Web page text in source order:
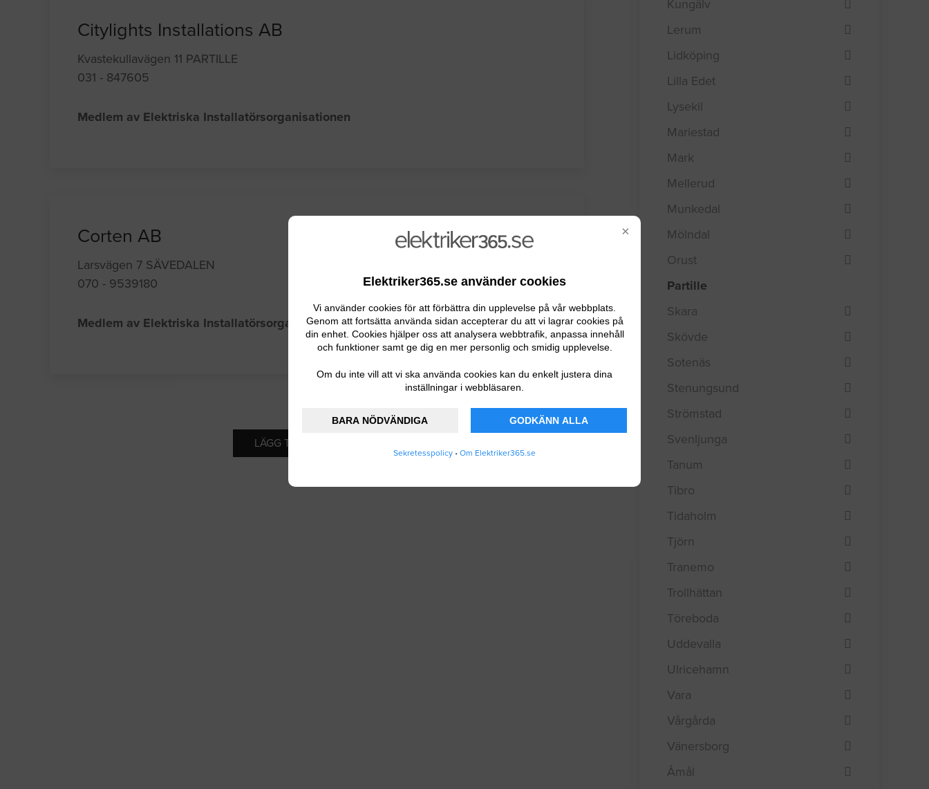
×
Elektriker365.se använder cookies
Vi använder cookies för att förbättra din upplevelse på vår webbplats.
Genom att fortsätta använda sidan accepterar du att vi lagrar cookies på
din enhet. Cookies hjälper oss att analysera webbtrafik, anpassa innehåll
och funktioner samt ge dig en mer personlig och smidig upplevelse.
Om du inte vill att vi ska använda cookies kan du enkelt justera dina
inställningar i webbläsaren.
BARA NÖDVÄNDIGA GODKÄNN ALLA
Sekretesspolicy • Om Elektriker365.se
Citylights Installations AB
Kvastekullavägen 11 PARTILLE
031 - 847605
Medlem av Elektriska Installatörsorganisationen
Corten AB
Larsvägen 7 SÄVEDALEN
070 - 9539180
Medlem av Elektriska Installatörsorganisationen
LÄGG TILL DITT FÖRETAG
Kungälv
Lerum
Lidköping
Lilla Edet
Lysekil
Mariestad
Mark
Mellerud
Munkedal
Mölndal
Orust
Partille
Skara
Skövde
Sotenäs
Stenungsund
Strömstad
Svenljunga
Tanum
Tibro
Tidaholm
Tjörn
Tranemo
Trollhättan
Töreboda
Uddevalla
Ulricehamn
Vara
Vårgårda
Vänersborg
Åmål